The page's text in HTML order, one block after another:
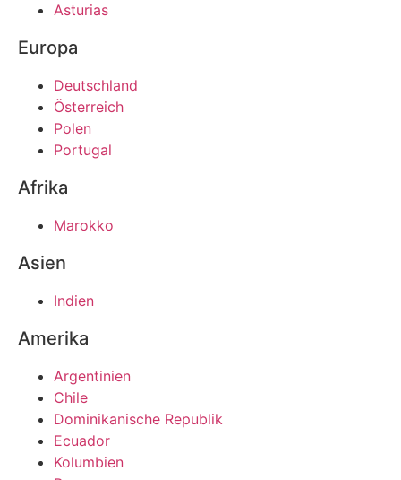
Asturias
Europa
Deutschland
Österreich
Polen
Portugal
Afrika
Marokko
Asien
Indien
Amerika
Argentinien
Chile
Dominikanische Republik
Ecuador
Kolumbien